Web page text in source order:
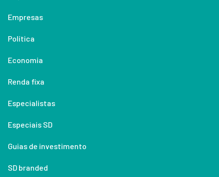
Empresas
Política
Economia
Renda fixa
Especialistas
Especiais SD
Guias de investimento
SD branded